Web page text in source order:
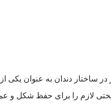
دندان به عنوان یکی
لازم را برای حفظ شکل و